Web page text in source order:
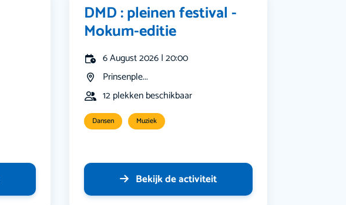
DMD : pleinen festival -
Mokum-editie
6 August 2026 | 20:00
Prinsenple...
12 plekken beschikbaar
Dansen Muziek
Bekijk de activiteit